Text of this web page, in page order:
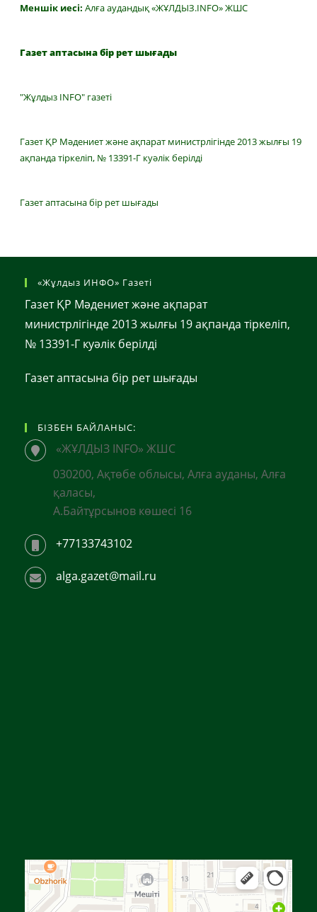
Меншік иесі: Алға аудандық «ЖҰЛДЫЗ.INFO» ЖШС
Газет аптасына бір рет шығады
"Жұлдыз INFO" газеті
Газет ҚР Мәдениет және ақпарат министрлігінде 2013 жылғы 19
ақпанда тіркеліп, № 13391-Г куәлік берілді
Газет аптасына бір рет шығады
«Жұлдыз ИНФО» Газеті
Газет ҚР Мәдениет және ақпарат
министрлігінде 2013 жылғы 19 ақпанда тіркеліп,
№ 13391-Г куәлік берілді
Газет аптасына бір рет шығады
БІЗБЕН БАЙЛАНЫС:
«ЖҰЛДЫЗ INFO» ЖШС
030200, Ақтөбе облысы, Алға ауданы, Алға
қаласы,
А.Байтұрсынов көшесі 16
+77133743102
alga.gazet@mail.ru
Яндекс Карталар — көлік, навигация, орындарды іздеу